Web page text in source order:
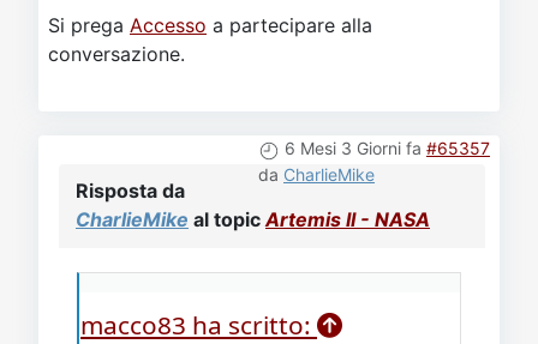
Si prega Accesso a partecipare alla
conversazione.
6 Mesi 3 Giorni fa #65357
da CharlieMike
Risposta da
CharlieMike al topicArtemis II - NASA
macco83 ha scritto: